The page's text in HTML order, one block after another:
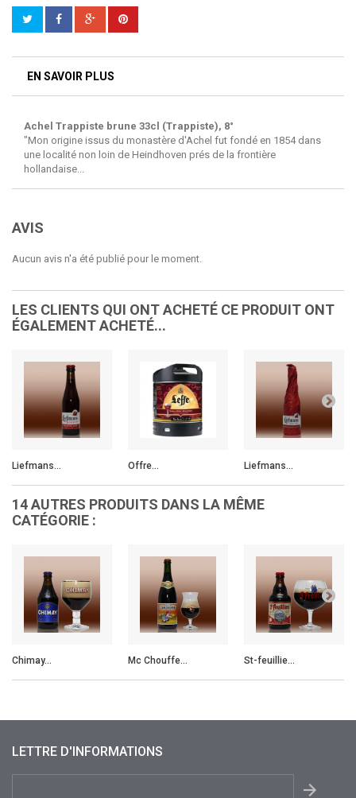
EN SAVOIR PLUS
Achel Trappiste brune 33cl (Trappiste), 8°
"Mon origine issus du monastère d'Achel fut fondé en 1854 dans
une localité non loin de Heindhoven prés de la frontière
hollandaise...
AVIS
Aucun avis n'a été publié pour le moment.
LES CLIENTS QUI ONT ACHETÉ CE PRODUIT ONT
ÉGALEMENT ACHETÉ...
Liefmans... Offre... Liefmans...
14 AUTRES PRODUITS DANS LA MÊME
CATÉGORIE :
Chimay... Mc Chouffe... St-feuillie...
LETTRE D'INFORMATIONS